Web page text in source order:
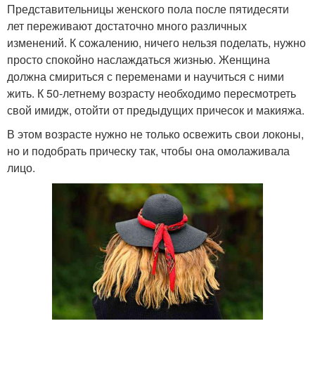
Представительницы женского пола после пятидесяти
лет переживают достаточно много различных
изменений. К сожалению, ничего нельзя поделать, нужно
просто спокойно наслаждаться жизнью. Женщина
должна смириться с переменами и научиться с ними
жить. К 50-летнему возрасту необходимо пересмотреть
свой имидж, отойти от предыдущих причесок и макияжа.
В этом возрасте нужно не только освежить свои локоны,
но и подобрать прическу так, чтобы она омолаживала
лицо.